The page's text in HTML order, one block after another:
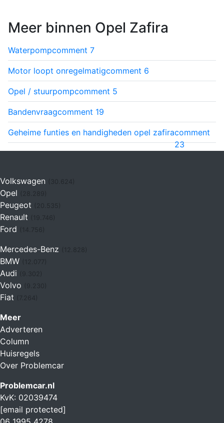
Meer binnen Opel Zafira
Waterpompcomment 7
Motor loopt onregelmatigcomment 6
Opel / stuurpompcomment 5
Bandenvraagcomment 19
Geheime funties en handigheden opel zafiracomment
23
Volkswagen (30.624)
Opel
Peugeot
Renault (19.746)
Ford (14.756)
Mercedes-Benz
BMW
Audi
Volvo
Fiat (7.264)
Meer
Adverteren
Column
Huisregels
Over Problemcar
Problemcar.nl
KvK: 02039474
[email protected]